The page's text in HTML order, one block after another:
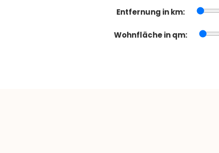
Entfernung in km:
Wohnfläche in qm: